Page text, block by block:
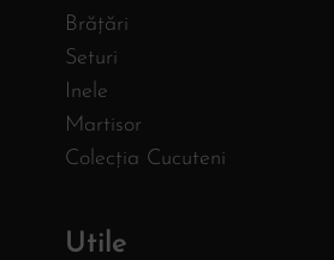
Brățări
Seturi
Inele
Martisor
Colecția Cucuteni
Utile